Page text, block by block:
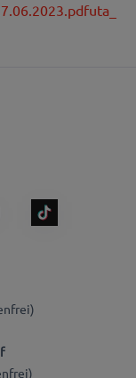
uta_